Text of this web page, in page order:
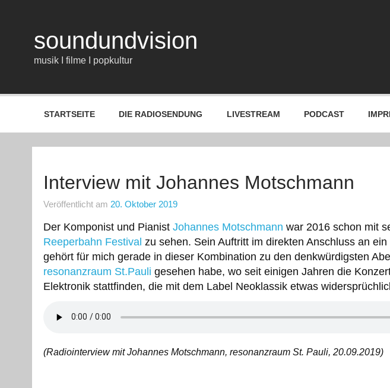
soundundvision
musik I filme I popkultur
STARTSEITE DIE RADIOSENDUNG LIVESTREAM PODCAST
Interview mit Johannes Motschmann
Veröffentlicht am 20. Oktober 2019
Der Komponist und Pianist Johannes Motschmann war 2016 schon mit
Reeperbahn Festival zu sehen. Sein Auftritt im direkten Anschluss an
gehört für mich gerade in dieser Kombination zu den denkwürdigsten
resonanzraum St.Pauli gesehen habe, wo seit einigen Jahren die
Elektronik stattfinden, die mit dem Label Neoklassik etwas
(Radiointerview mit Johannes Motschmann, resonanzraum St. Pauli, 20.09.2019)